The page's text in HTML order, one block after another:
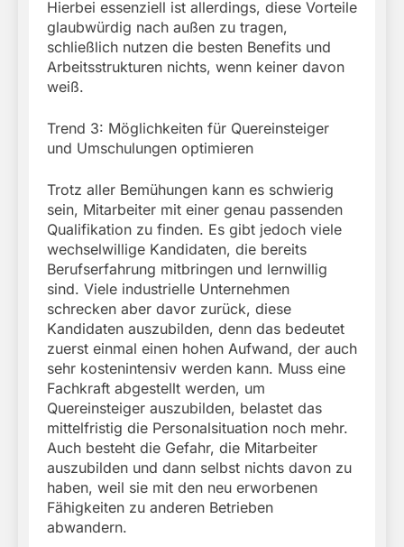
Hierbei essenziell ist allerdings, diese Vorteile
glaubwürdig nach außen zu tragen,
schließlich nutzen die besten Benefits und
Arbeitsstrukturen nichts, wenn keiner davon
weiß.
Trend 3: Möglichkeiten für Quereinsteiger
und Umschulungen optimieren
Trotz aller Bemühungen kann es schwierig
sein, Mitarbeiter mit einer genau passenden
Qualifikation zu finden. Es gibt jedoch viele
wechselwillige Kandidaten, die bereits
Berufserfahrung mitbringen und lernwillig
sind. Viele industrielle Unternehmen
schrecken aber davor zurück, diese
Kandidaten auszubilden, denn das bedeutet
zuerst einmal einen hohen Aufwand, der auch
sehr kostenintensiv werden kann. Muss eine
Fachkraft abgestellt werden, um
Quereinsteiger auszubilden, belastet das
mittelfristig die Personalsituation noch mehr.
Auch besteht die Gefahr, die Mitarbeiter
auszubilden und dann selbst nichts davon zu
haben, weil sie mit den neu erworbenen
Fähigkeiten zu anderen Betrieben
abwandern.